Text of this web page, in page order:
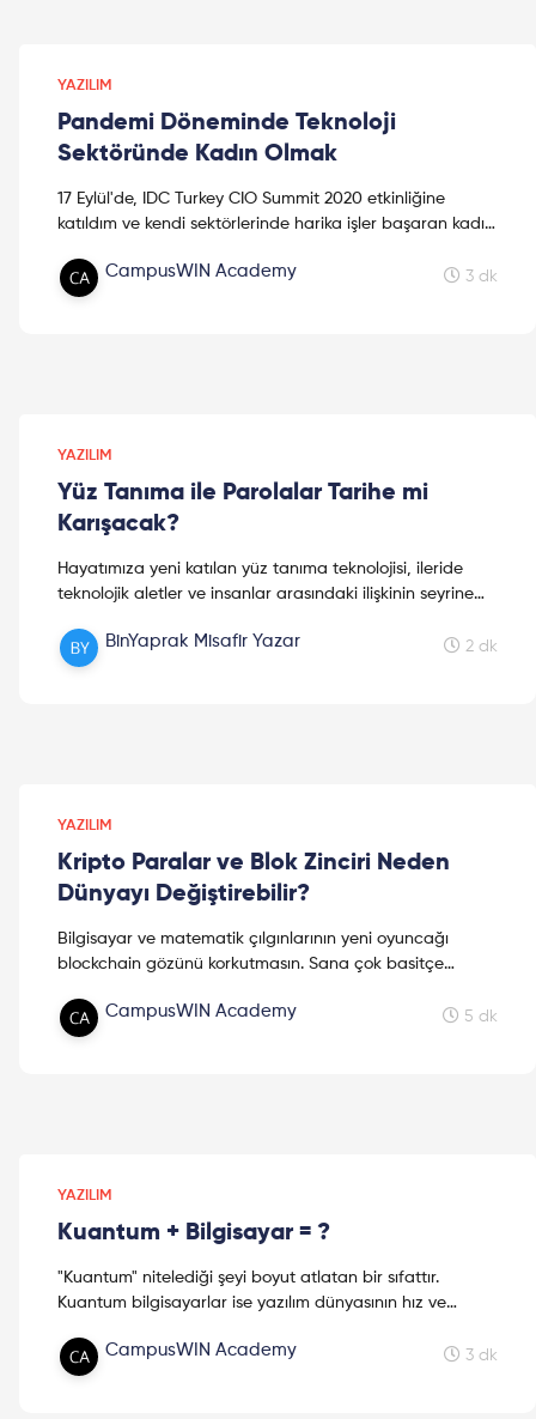
YAZILIM
Pandemi Döneminde Teknoloji
Sektöründe Kadın Olmak
17 Eylül'de, IDC Turkey CIO Summit 2020 etkinliğine
katıldım ve kendi sektörlerinde harika işler başaran kadın
olarak nasıl deneyimlediklerini dinleme fırsatı yakaladım.
Ayrıntılar yazının devamında!
CampusWIN Academy 3 dk
YAZILIM
Yüz Tanıma ile Parolalar Tarihe mi
Karışacak?
Hayatımıza yeni katılan yüz tanıma teknolojisi, ileride
teknolojik aletler ve insanlar arasındaki ilişkinin seyrine
BinYaprak Misafir Yazar 2 dk
YAZILIM
Kripto Paralar ve Blok Zinciri Neden
Dünyayı Değiştirebilir?
Bilgisayar ve matematik çılgınlarının yeni oyuncağı
blockchain gözünü korkutmasın. Sana çok basitçe
bahsedeceğim!
CampusWIN Academy 5 dk
YAZILIM
Kuantum + Bilgisayar = ?
"Kuantum" nitelediği şeyi boyut atlatan bir sıfattır.
Kuantum bilgisayarlar ise yazılım dünyasının hız ve
CampusWIN Academy 3 dk